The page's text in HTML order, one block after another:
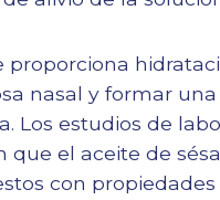
proporciona
nasal y formar una
Los estudios de
que el aceite de
con propiedades